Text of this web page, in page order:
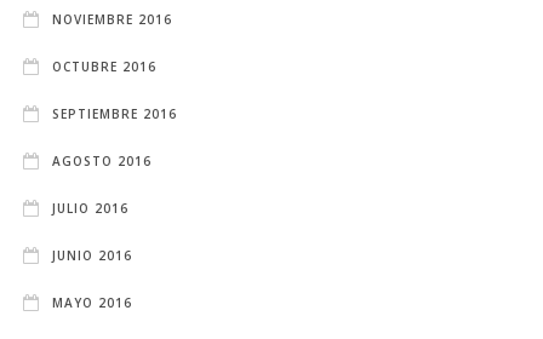
NOVIEMBRE 2016
OCTUBRE 2016
SEPTIEMBRE 2016
AGOSTO 2016
JULIO 2016
JUNIO 2016
MAYO 2016